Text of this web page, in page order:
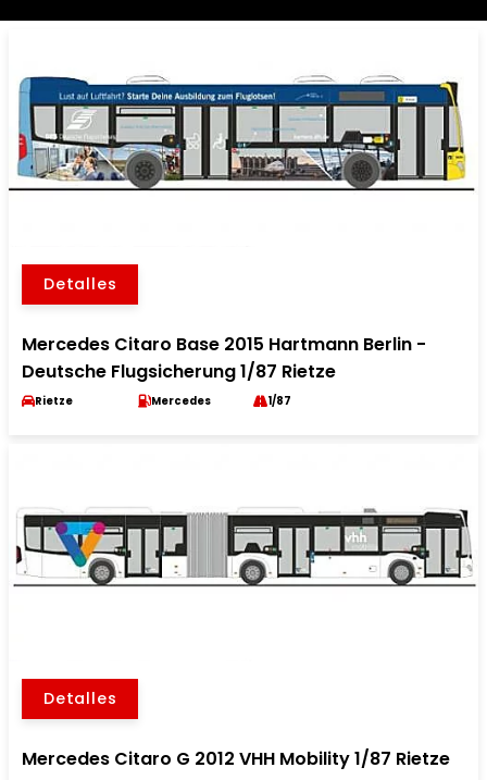
Detalles
Mercedes Citaro Base 2015 Hartmann Berlin -
Deutsche Flugsicherung 1/87 Rietze
Rietze Mercedes 1/87
Detalles
Mercedes Citaro G 2012 VHH Mobility 1/87 Rietze